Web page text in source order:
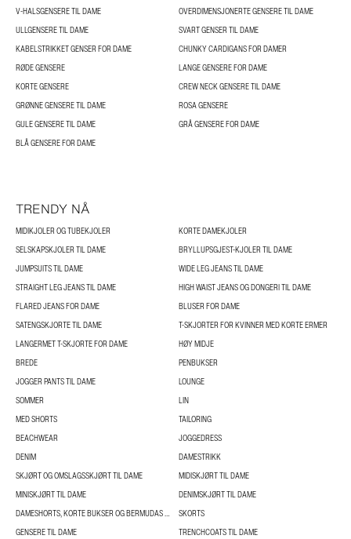
V-HALSGENSERE TIL DAME
OVERDIMENSJONERTE GENSERE TIL DAME
ULLGENSERE TIL DAME
SVART GENSER TIL DAME
KABELSTRIKKET GENSER FOR DAME
CHUNKY CARDIGANS FOR DAMER
RØDE GENSERE
LANGE GENSERE FOR DAME
KORTE GENSERE
CREW NECK GENSERE TIL DAME
GRØNNE GENSERE TIL DAME
ROSA GENSERE
GULE GENSERE TIL DAME
GRÅ GENSERE FOR DAME
BLÅ GENSERE FOR DAME
TRENDY NÅ
MIDIKJOLER OG TUBEKJOLER
KORTE DAMEKJOLER
SELSKAPSKJOLER TIL DAME
BRYLLUPSGJEST-KJOLER TIL DAME
JUMPSUITS TIL DAME
WIDE LEG JEANS TIL DAME
STRAIGHT LEG JEANS TIL DAME
HIGH WAIST JEANS OG DONGERI TIL DAME
FLARED JEANS FOR DAME
BLUSER FOR DAME
SATENGSKJORTE TIL DAME
T-SKJORTER FOR KVINNER MED KORTE ERMER
LANGERMET T-SKJORTE FOR DAME
HØY MIDJE
BREDE
PENBUKSER
JOGGER PANTS TIL DAME
LOUNGE
SOMMER
LIN
MED SHORTS
TAILORING
BEACHWEAR
JOGGEDRESS
DENIM
DAMESTRIKK
SKJØRT OG OMSLAGSSKJØRT TIL DAME
MIDISKJØRT TIL DAME
MINISKJØRT TIL DAME
DENIMSKJØRT TIL DAME
DAMESHORTS, KORTE BUKSER OG BERMUDAS TIL DAME
SKORTS
GENSERE TIL DAME
TRENCHCOATS TIL DAME